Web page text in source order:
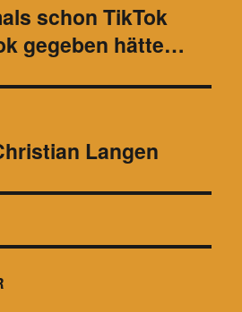
schon TikTok
gegeben hätte…
Langen